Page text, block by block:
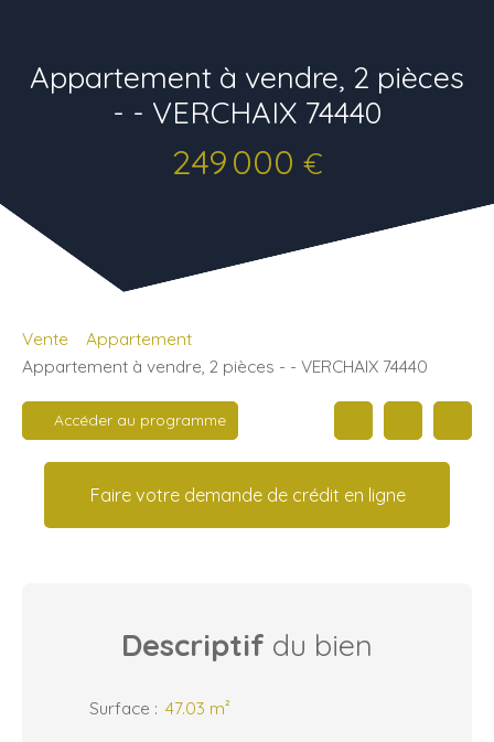
Appartement à vendre, 2 pièces
- - VERCHAIX 74440
249 000 €
Vente
Appartement
Appartement à vendre, 2 pièces - - VERCHAIX 74440
Accéder au programme
Faire votre demande de crédit en ligne
Descriptif du bien
Surface : 47.03 m²